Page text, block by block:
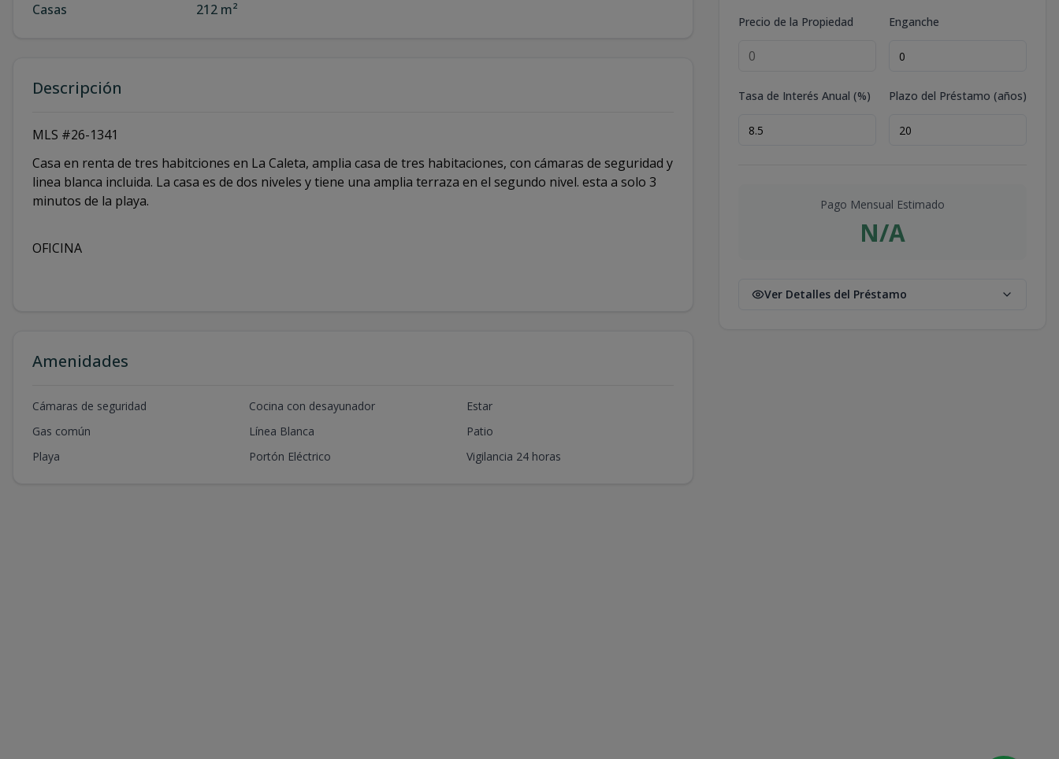
Casas 212 m²
Descripción
MLS #26-1341
Casa en renta de tres habitciones en La Caleta, amplia casa de tres habitaciones, con cámaras de seguridad y
linea blanca incluida. La casa es de dos niveles y tiene una amplia terraza en el segundo nivel. esta a solo 3
minutos de la playa.
OFICINA
Amenidades
Cámaras de seguridad Cocina con desayunador
Estar
Gas común
Línea Blanca
Patio
Playa
Portón Eléctrico Vigilancia 24 horas
Precio de la Propiedad Enganche
Tasa de Interés Anual (%) Plazo del Préstamo (años)
Pago Mensual Estimado
N/A
Ver Detalles del Préstamo